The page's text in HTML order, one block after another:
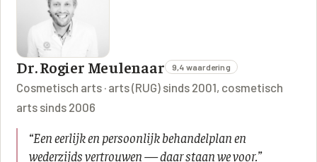
Dr. Rogier Meulenaar 9,4 waardering
Cosmetisch arts · arts (RUG) sinds 2001, cosmetisch
arts sinds 2006
“Een eerlijk en persoonlijk behandelplan en
wederzijds vertrouwen — daar staan we voor.”